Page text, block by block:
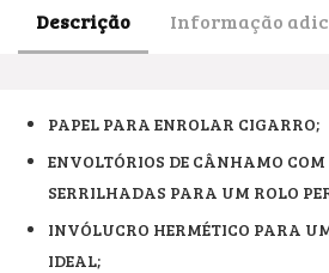
Descrição Informação
PAPEL PARA ENROLAR CIGARRO;
ENVOLTÓRIOS DE CÂNHAMO COM
SERRILHADAS PARA UM ROLO
INVÓLUCRO HERMÉTICO PARA
IDEAL;